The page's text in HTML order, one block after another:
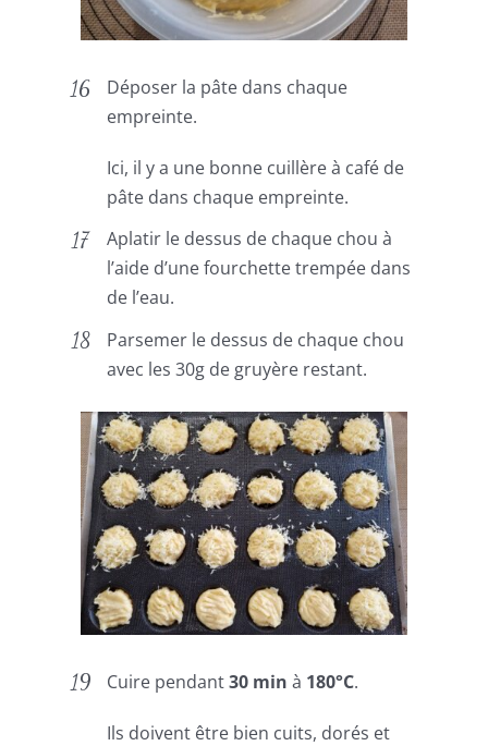
Déposer la pâte dans chaque
empreinte.
Ici, il y a une bonne cuillère à café de
pâte dans chaque empreinte.
Aplatir le dessus de chaque chou à
l’aide d’une fourchette trempée dans
de l’eau.
Parsemer le dessus de chaque chou
avec les 30g de gruyère restant.
Cuire pendant30 min à 180°C.
Ils doivent être bien cuits, dorés et